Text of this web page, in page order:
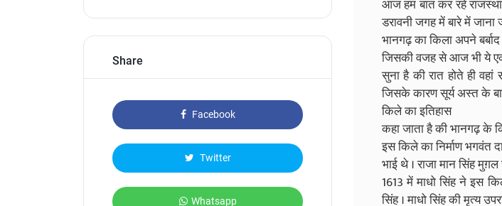
Share
Facebook
Twitter
Whatsapp
आज हम बात कर रहे
डरावनी जगह में बारे में जाना
भानगढ़ का किला अपने
जिसकी वजह से आज भी ये
सुना है की रात होते ही
जिसके कारण सूर्य अस्त के
किले का इतिहास
कहा जाता है की भानगढ़ के
इस किले का निर्माण भगवंत
भाई थे । राजा मान सिंह
1613 में माधो सिंह ने इस
सिंह । माधो सिंह की मृत्य